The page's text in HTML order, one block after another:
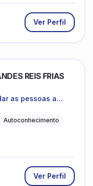
Ver Perfil
REIS FRIAS
as pessoas a
Autoconhecimento
Ver Perfil